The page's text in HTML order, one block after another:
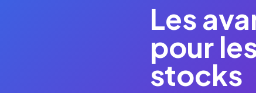
Les
pour
stocks